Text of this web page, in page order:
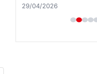
29/04/2026